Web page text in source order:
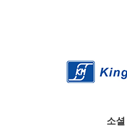
소셜